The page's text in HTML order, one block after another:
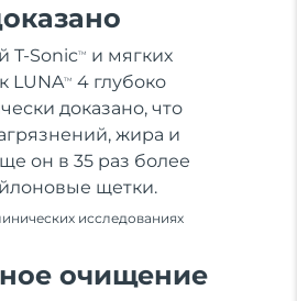
T-SonicTM
и мягких
LUNATM
4 глубоко
доказано, что
жира и
он в 35 раз более
щетки.
исследованиях
очищение